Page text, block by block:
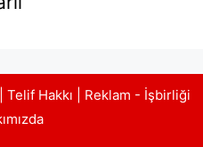
Telif Hakkı
Reklam - İşbirliği